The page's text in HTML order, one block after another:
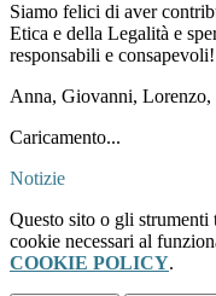
Siamo felici di aver
Etica e della Legalità e
responsabili e consapevoli!
Anna, Giovanni, Lorenzo,
Caricamento...
Notizie
Questo sito o gli
cookie necessari al
COOKIE POLICY.